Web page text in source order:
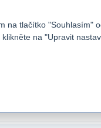
účty bez poplatků a
na tlačítko "Souhlasím"
na "Upravit